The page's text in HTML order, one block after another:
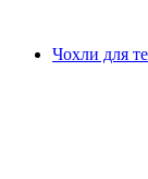
Чохли для